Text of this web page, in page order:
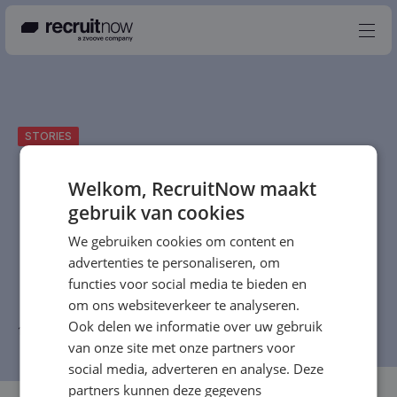
Nederlands
Producten
Partners
Events
Kennisbank
Over ons
Contact
STORIES
12 december 2022-RecruitNow Redactie-2 min
Welkom, RecruitNow maakt
gebruik van cookies
We gebruiken cookies om content en
advertenties te personaliseren, om
functies voor social media te bieden en
om ons websiteverkeer te analyseren.
Ook delen we informatie over uw gebruik
van onze site met onze partners voor
social media, adverteren en analyse. Deze
partners kunnen deze gegevens